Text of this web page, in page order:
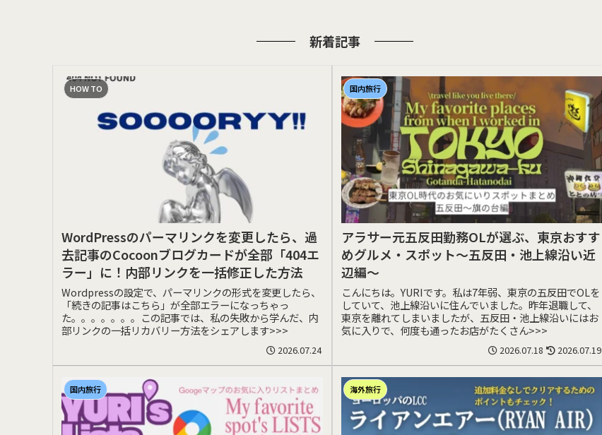
新着記事
HOW TO
WordPressのパーマリンクを変更したら、過
去記事のCocoonブログカードが全部「404エ
ラー」に！内部リンクを一括修正した方法
Wordpressの設定で、パーマリンクの形式を変更したら、
「続きの記事はこちら」が全部エラーになっちゃっ
た。。。。。。。この記事では、私の失敗から学んだ、内
部リンクの一括リカバリー方法をシェアします>>>
2026.07.24
国内旅行
アラサー元五反田勤務OLが選ぶ、東京おすす
めグルメ・スポット〜五反田・池上線沿い近
辺編〜
こんにちは。YURIです。私は7年弱、東京の五反田でOLを
していて、池上線沿いに住んでいました。昨年退職して、
東京を離れてしまいましたが、五反田・池上線沿いにはお
気に入りで、何度も通ったお店がたくさん>>>
2026.07.18 2026.07.19
国内旅行 海外旅行